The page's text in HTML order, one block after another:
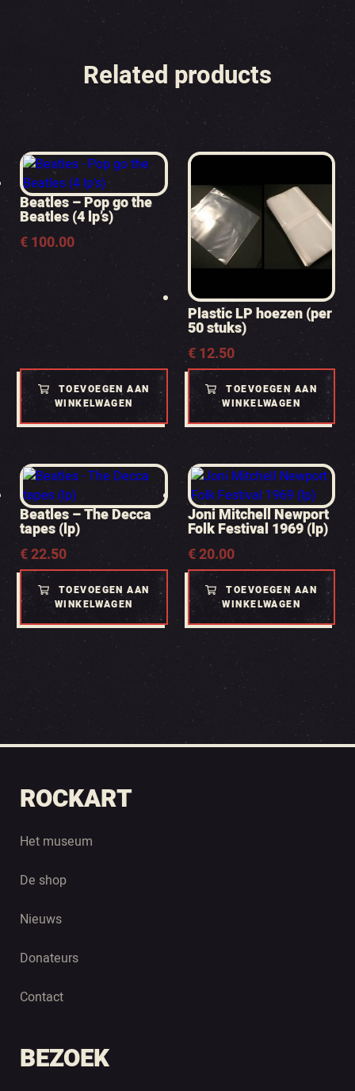
Related products
Beatles – Pop go the
Beatles (4 lp’s)
€100.00
TOEVOEGEN AAN
WINKELWAGEN
Plastic LP hoezen (per
50 stuks)
€12.50
TOEVOEGEN AAN
WINKELWAGEN
Beatles – The Decca
tapes (lp)
€22.50
TOEVOEGEN AAN
WINKELWAGEN
Joni Mitchell Newport
Folk Festival 1969 (lp)
€20.00
TOEVOEGEN AAN
WINKELWAGEN
ROCKART
Het museum
De shop
Nieuws
Donateurs
Contact
BEZOEK